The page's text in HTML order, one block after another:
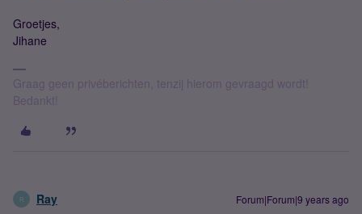
Groetjes,
Jihane
Graag geen privéberichten, tenzij hierom gevraagd wordt!
Bedankt!
R Ray Forum|Forum|9 years ago